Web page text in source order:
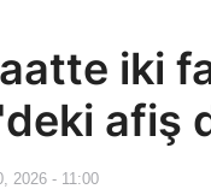
iki
afiş
2026 - 11:00